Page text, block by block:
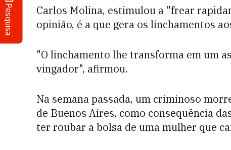
Pesquisa
Carlos Molina, estimulou a "frear
opinião, é a que gera os linchamentos
"O linchamento lhe transforma em um
vingador", afirmou.
Na semana passada, um criminoso
de Buenos Aires, como consequência
ter roubar a bolsa de uma mulher que